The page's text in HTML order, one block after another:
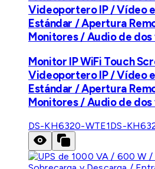
Videoportero IP / Vídeo
Estándar / Apertura
Monitores / Audio de
Monitor IP WiFi Touch
Videoportero IP / Vídeo
Estándar / Apertura
Monitores / Audio de
DS-KH6320-WTE1DS-